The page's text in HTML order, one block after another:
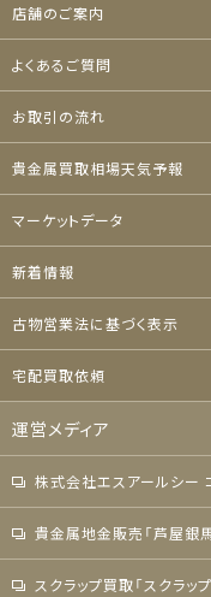
店舗のご案内
よくあるご質問
お取引の流れ
貴金属買取相場天気予報
マーケットデータ
新着情報
古物営業法に基づく表示
宅配買取依頼
運営メディア
株式会社エスアールシー
貴金属地金販売「芦屋銀
スクラップ買取「スクラッ